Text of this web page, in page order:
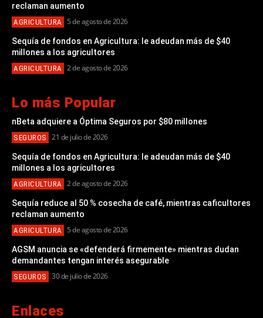
reclaman aumento
AGRICULTURA 5 de agosto de 2026
Sequía de fondos en Agricultura: le adeudan más de $40
millones a los agricultores
AGRICULTURA 2 de agosto de 2026
Lo más Popular
nBeta adquiere a Óptima Seguros por $80 millones
SEGUROS 21 de julio de 2026
Sequía de fondos en Agricultura: le adeudan más de $40
millones a los agricultores
AGRICULTURA 2 de agosto de 2026
Sequía reduce al 50 % cosecha de café, mientras caficultores
reclaman aumento
AGRICULTURA 5 de agosto de 2026
AGSM anuncia se «defenderá firmemente» mientras dudan
demandantes tengan interés asegurable
SEGUROS 30 de julio de 2026
Enlaces